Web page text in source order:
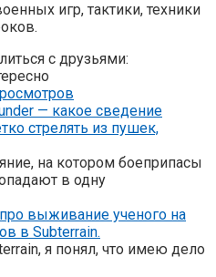
игр, тактики, техники
с друзьями:
— какое сведение
стрелять из пушек,
на котором боеприпасы
в одну
выживание ученого на
в Subterrain.
я понял, что имею дело